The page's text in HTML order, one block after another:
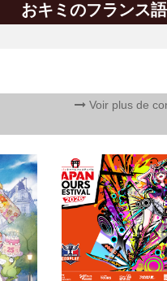
おキミのフランス
Voir plus de